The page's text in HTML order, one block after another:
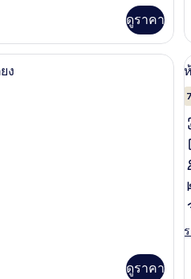
ดูราคา
1
เ
ดิ
ห้องดีลักซ์, เตียงใหญ่ 2 เตียง | เครื่อ
ง
ดูราคา